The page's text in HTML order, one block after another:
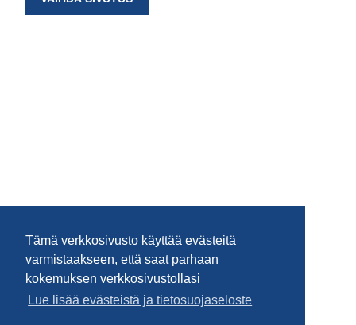
Tämä verkkosivusto käyttää evästeitä
varmistaakseen, että saat parhaan
kokemuksen verkkosivustollasi
Lue lisää evästeistä ja tietosuojaseloste